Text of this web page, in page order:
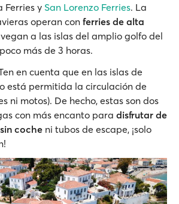
Ferries y San Lorenzo Ferries. La
operan con ferries de alta
a las islas del amplio golfo del
más de 3 horas.
en cuenta que en las islas de
está permitida la circulación de
ni motos). De hecho, estas son dos
con más encanto para disfrutar de
coche ni tubos de escape, ¡solo